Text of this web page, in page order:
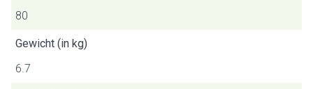
80
Gewicht (in kg)
6.7